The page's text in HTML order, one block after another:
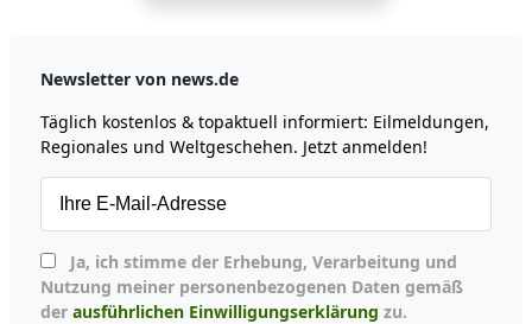
Newsletter von news.de
Täglich kostenlos & topaktuell informiert: Eilmeldungen,
Regionales und Weltgeschehen. Jetzt anmelden!
Nutzung meiner personenbezogenen Daten gemäß
der ausführlichen Einwilligungserklärung zu.